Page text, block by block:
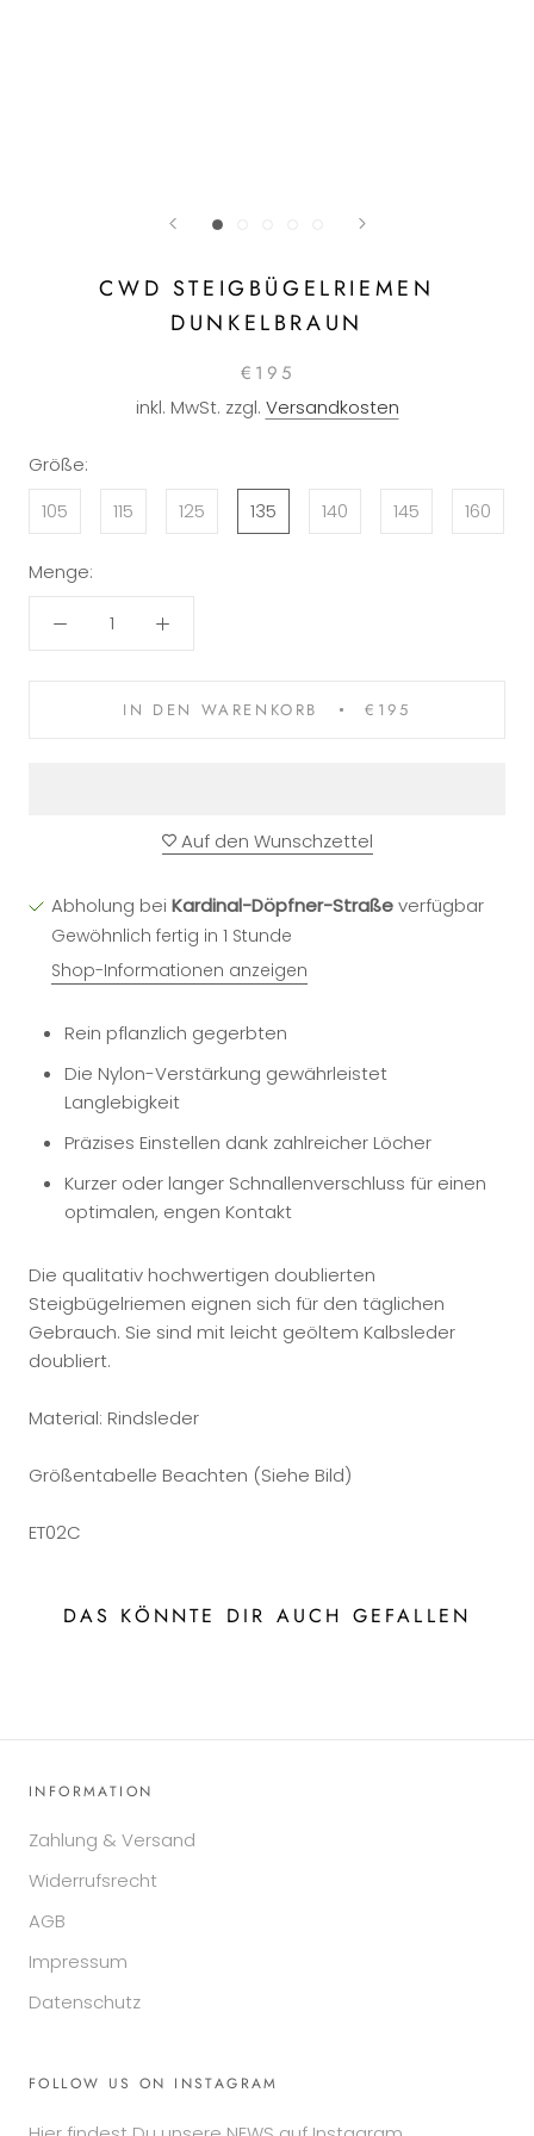
CWD STEIGBÜGELRIEMEN
DUNKELBRAUN
€195
inkl. MwSt. zzgl. Versandkosten
Größe:
105
115 125 135 140 145 160
Menge:
IN DEN WARENKORB €195
Auf den Wunschzettel
Abholung bei Kardinal-Döpfner-Straßeverfügbar
Gewöhnlich fertig in 1 Stunde
Shop-Informationen anzeigen
Rein pflanzlich gegerbten
Die Nylon-Verstärkung gewährleistet
Langlebigkeit
Präzises Einstellen dank zahlreicher Löcher
Kurzer oder langer Schnallenverschluss für einen
optimalen, engen Kontakt
Die qualitativ hochwertigen doublierten
Steigbügelriemen eignen sich für den täglichen
Gebrauch. Sie sind mit leicht geöltem Kalbsleder
doubliert.
Material: Rindsleder
Größentabelle Beachten (Siehe Bild)
ET02C
DAS KÖNNTE DIR AUCH GEFALLEN
INFORMATION
Zahlung & Versand
Widerrufsrecht
AGB
Impressum
Datenschutz
FOLLOW US ON INSTAGRAM